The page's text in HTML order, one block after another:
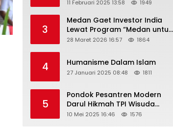
11 Februari 2025 13:58 1949
3
Medan Gaet Investor India
Lewat Program “Medan untuk
Semua”
28 Maret 2026 16:57 1864
4 Humanisme Dalam Islam
27 Januari 2025 08:48 1811
5
Pondok Pesantren Modern
Darul Hikmah TPI Wisuda
Santri/Santriwati Angkatan
10 Mei 2025 16:46 1576